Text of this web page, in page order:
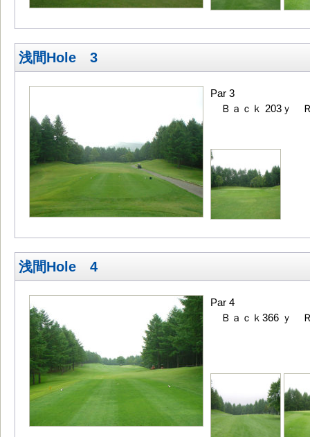
浅間Hole 3
Par 3
Ｂａｃｋ 203ｙ
浅間Hole 4
Par 4
Ｂａｃｋ366 ｙ